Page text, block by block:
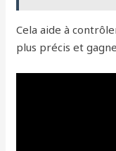
Cela aide à
plus précis et